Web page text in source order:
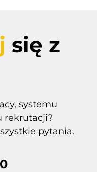
się z
systemu
rekrutacji?
pytania.